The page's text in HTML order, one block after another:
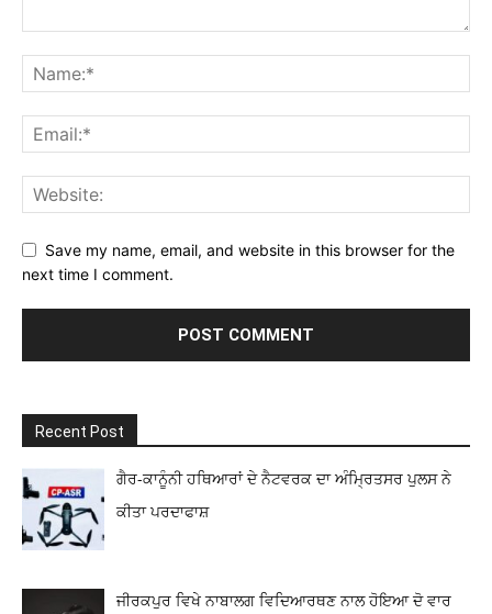
Save my name, email, and website in this browser for the
next time I comment.
Recent Post
ਗੈਰ-ਕਾਨੂੰਨੀ ਹਥਿਆਰਾਂ ਦੇ ਨੈਟਵਰਕ ਦਾ ਅੰਮ੍ਰਿਤਸਰ ਪੁਲਸ ਨੇ
ਕੀਤਾ ਪਰਦਾਫਾਸ਼
ਜੀਰਕਪੁਰ ਵਿਖੇ ਨਾਬਾਲਗ ਵਿਦਿਆਰਥਣ ਨਾਲ ਹੋਇਆ ਦੋ ਵਾਰ